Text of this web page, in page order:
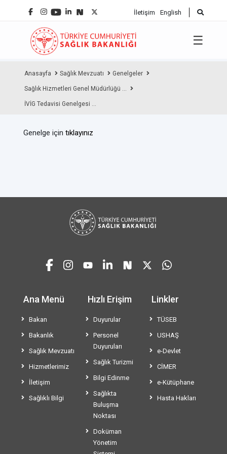
İletişim English
☰
Anasayfa Sağlık Mevzuatı Genelgeler
Sağlık Hizmetleri Genel Müdürlüğü ...
İVİG Tedavisi Genelgesi ...
Genelge için tıklayınız
Ana Menü
Bakan
Bakanlık
Sağlık Mevzuatı
Hizmetlerimiz
İletişim
Sağlıklı Bilgi
Hızlı Erişim
Duyurular
Personel
Duyuruları
Sağlık Turizmi
Bilgi Edinme
Sağlıkta
Buluşma
Noktası
Doküman
Yönetim
Linkler
TÜSEB
USHAŞ
e-Devlet
CİMER
e-Kütüphane
Hasta Hakları